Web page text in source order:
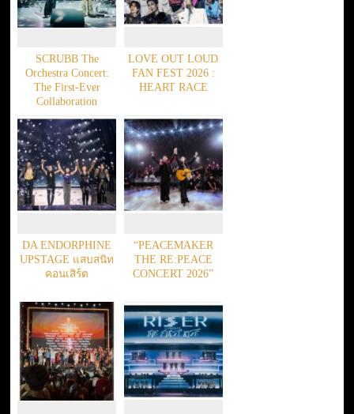
SCRUBB The
Orchestra Concert:
The First-Ever
Collaboration
LOVE OUT LOUD
FAN FEST 2026 :
HEART RACE
DA ENDORPHINE
UPSTAGE แสบสนิท
คอนเสิร์ต
“PEACEMAKER
THE RE:PEACE
CONCERT 2026”